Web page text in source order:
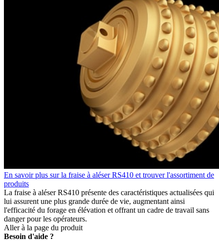
En savoir plus sur la fraise à aléser RS410 et trouver l'assortiment de
produits
La fraise à aléser RS410 présente des caractéristiques actualisées qui
lui assurent une plus grande durée de vie, augmentant ainsi
l'efficacité du forage en élévation et offrant un cadre de travail sans
danger pour les opérateurs.
Aller à la page du produit
Besoin d'aide ?